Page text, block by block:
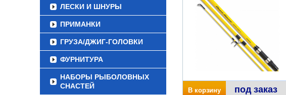
ЛЕСКИ И ШНУРЫ
ПРИМАНКИ
ГРУЗА/ДЖИГ-ГОЛОВКИ
ФУРНИТУРА
НАБОРЫ РЫБОЛОВНЫХ
СНАСТЕЙ
В корзину под заказ